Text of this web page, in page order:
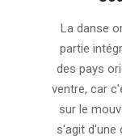
11-
17
La danse
partie
des pays
ventre, car
sur le
s'agit d'une